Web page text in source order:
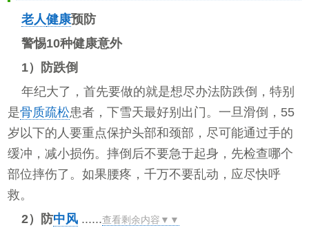
老人健康预防
警惕10种健康意外
1）防跌倒
年纪大了，首先要做的就是想尽办法防跌倒，特别
是骨质疏松患者，下雪天最好别出门。一旦滑倒，55
岁以下的人要重点保护头部和颈部，尽可能通过手的
缓冲，减小损伤。摔倒后不要急于起身，先检查哪个
部位摔伤了。如果腰疼，千万不要乱动，应尽快呼
救。
2）防中风 ......查看剩余内容▼▼